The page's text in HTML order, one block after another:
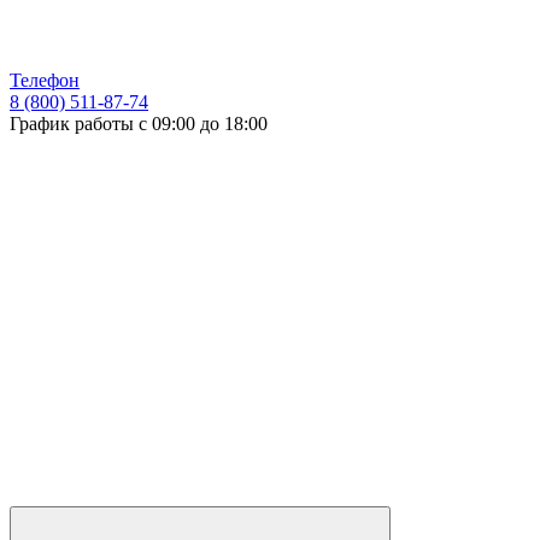
Телефон
8 (800) 511-87-74
График работы с 09:00 до 18:00